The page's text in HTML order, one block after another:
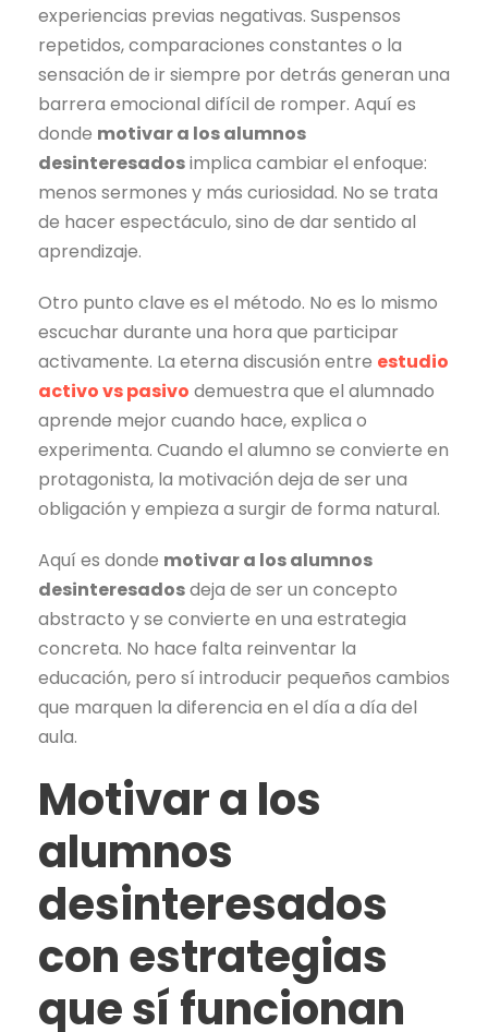
experiencias previas negativas. Suspensos
repetidos, comparaciones constantes o la
sensación de ir siempre por detrás generan una
barrera emocional difícil de romper. Aquí es
donde motivar a los alumnos
desinteresadosimplica cambiar el enfoque:
menos sermones y más curiosidad. No se trata
de hacer espectáculo, sino de dar sentido al
aprendizaje.
Otro punto clave es el método. No es lo mismo
escuchar durante una hora que participar
activamente. La eterna discusión entre estudio
activo vs pasivo demuestra que el alumnado
aprende mejor cuando hace, explica o
experimenta. Cuando el alumno se convierte en
protagonista, la motivación deja de ser una
obligación y empieza a surgir de forma natural.
Aquí es donde motivar a los alumnos
desinteresadosdeja de ser un concepto
abstracto y se convierte en una estrategia
concreta. No hace falta reinventar la
educación, pero sí introducir pequeños cambios
que marquen la diferencia en el día a día del
aula.
Motivar a los
alumnos
desinteresados
con estrategias
que sí funcionan